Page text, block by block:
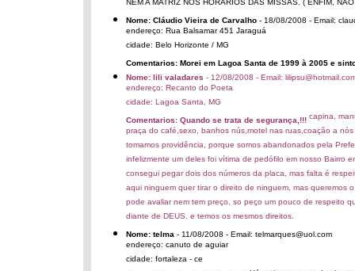
NEM A MATRIZ NOS HORÁRIOS DAS MISSAS. ( ENFIM,
Nome: Cláudio Vieira de Carvalho - 18/08/2008 - Email:
endereço: Rua Balsamar 451 Jaraguá
cidade: Belo Horizonte / MG
Comentarios: Morei em Lagoa Santa de 1999 à 2005 e
Nome: lili valadares - 12/08/2008 - Email:
endereço: Recanto do Poeta
cidade: Lagoa Santa, MG
Comentarios: Quando se trata de segurança,!!! capina,
praça do café,sexo, banhos nús,motel nas ruas,coação a
tomamos providência, porque somos abandonados pela
infelizmente um deles foi vítima de pedófilo em nosso Bairro
consegui pegar dois dos números da placa, mas falta é
aqui ninguem quer tirar o direito de ninguem, mas
pode avaliar nem tem preço, so peço um pouco de respeito
diante de DEUS, e temos os mesmos direitos.
Nome: telma - 11/08/2008 - Email: telmarques@uol.com
endereço: canuto de aguiar
cidade: fortaleza - ce